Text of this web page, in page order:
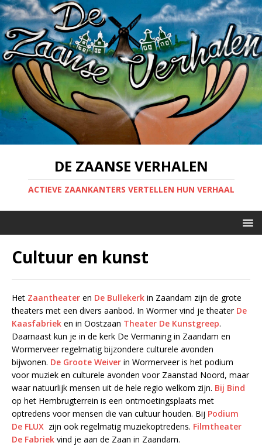
DE ZAANSE VERHALEN
ACTIEVE ZAANKANTERS VERTELLEN HUN VERHAAL
Cultuur en kunst
Het Zaantheater en De Bullekerk in Zaandam zijn de grote
theaters met een divers aanbod. In Wormer vind je theaterDe
Kaasfabriek en in Oostzaan Theater De Kunstgreep.
Daarnaast kun je in de kerk De Vermaning in Zaandam en
Wormerveer regelmatig bijzondere culturele avonden
bijwonen. De Groote Weiver in Wormerveer is het podium
voor muziek en culturele avonden voor Zaanstad Noord, maar
waar natuurlijk mensen uit de hele regio welkom zijn. Bij Bind
op het Hembrugterrein is een ontmoetingsplaats met
optredens voor mensen die van cultuur houden. Bij Podium
De FLUX zijn ook regelmatig muziekoptredens. Filmtheater
De Fabriek vind je aan de Zaan in Zaandam.